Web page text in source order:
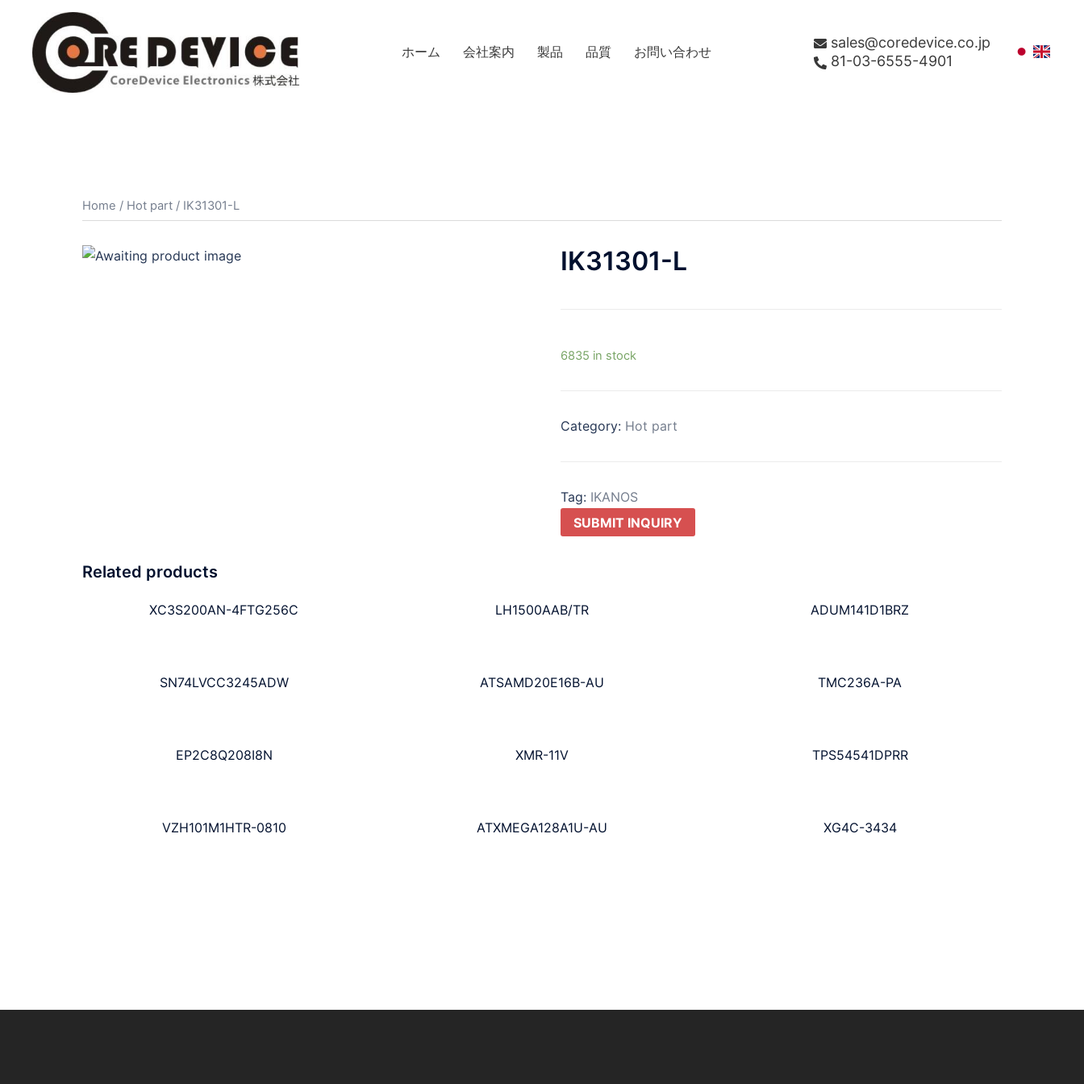
ホーム 会社案内 製品 品質 お問い合わせ
sales@coredevice.co.jp
81-03-6555-4901
Home / Hot part / IK31301-L
IK31301-L
6835 in stock
Category: Hot part
Tag: IKANOS
SUBMIT INQUIRY
Related products
XC3S200AN-4FTG256C LH1500AAB/TR ADUM141D1BRZ
SN74LVCC3245ADW ATSAMD20E16B-AU TMC236A-PA
EP2C8Q208I8N XMR-11V TPS54541DPRR
VZH101M1HTR-0810 ATXMEGA128A1U-AU XG4C-3434